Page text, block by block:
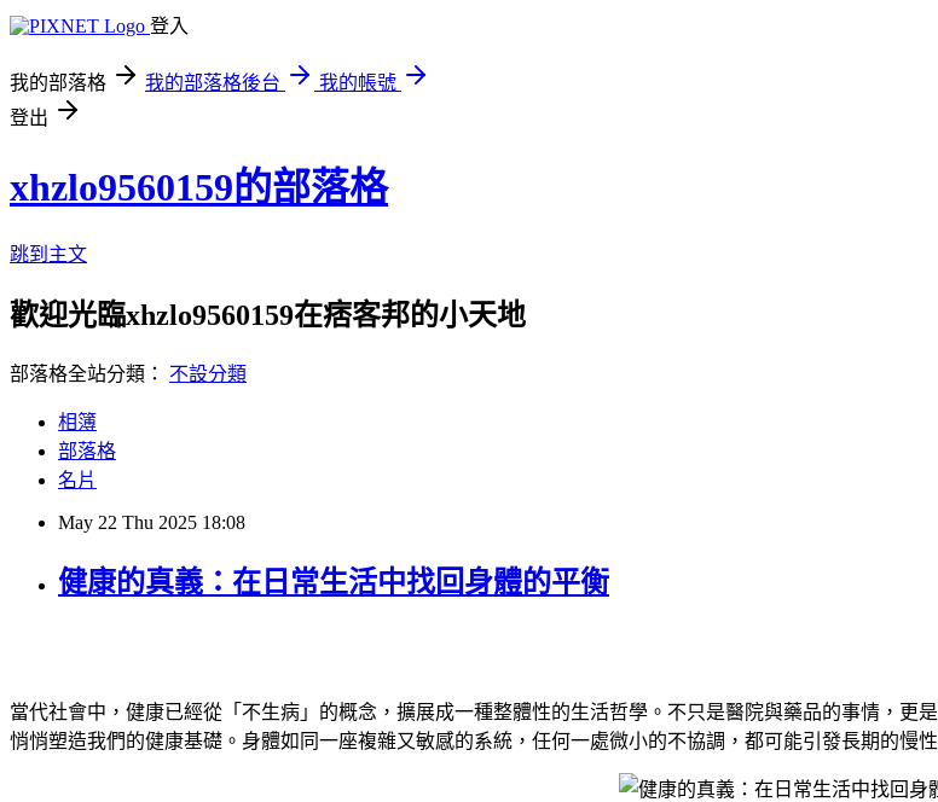
登入
我的部落格 我的部落格後台
我的帳號
登出
xhzlo9560159的部落格
跳到主文
歡迎光臨xhzlo9560159在痞客邦的小天地
部落格全站分類： 不設分類
相簿
部落格
名片
May 22 Thu 2025 18:08
健康的真義：在日常生活中找回身體的平衡
當代社會中，健康已經從「不生病」的概念，擴展成一種整體性的生活哲學。不只是醫院與藥品的事情，
悄悄塑造我們的健康基礎。身體如同一座複雜又敏感的系統，任何一處微小的不協調，都可能引發長期的慢性